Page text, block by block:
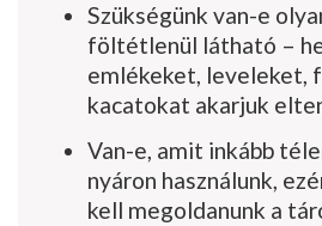
Szükségünk van-e
föltétlenül látható –
emlékeket, leveleket,
kacatokat akarjuk
Van-e, amit inkább
nyáron használunk,
kell megoldanunk a